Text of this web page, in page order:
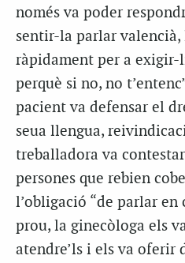
només va poder
sentir-la parlar
ràpidament per a exigir-
perquè si no, no
pacient va defensar el
seua llengua,
treballadora va
persones que rebien
l’obligació “de parlar en
prou, la ginecòloga els
atendre’ls i els va oferir